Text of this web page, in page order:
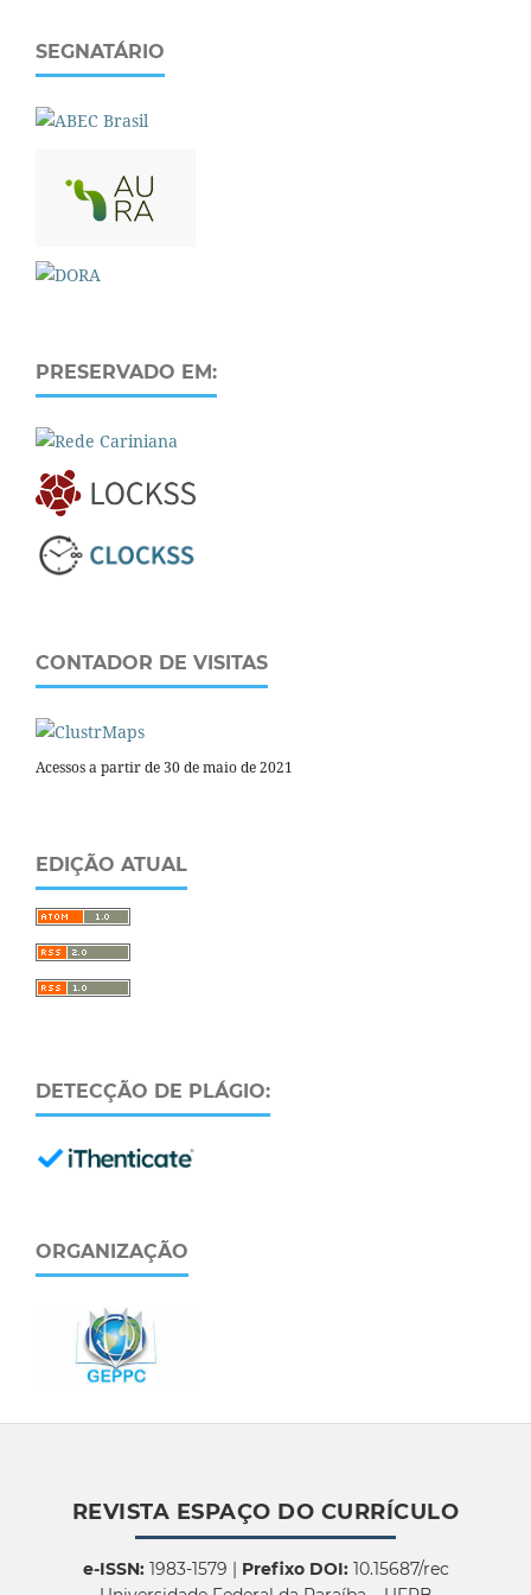
SEGNATÁRIO
PRESERVADO EM:
CONTADOR DE VISITAS
Acessos a partir de 30 de maio de 2021
EDIÇÃO ATUAL
DETECÇÃO DE PLÁGIO:
ORGANIZAÇÃO
REVISTA ESPAÇO DO CURRÍCULO
e-ISSN:1983-1579 | Prefixo DOI:10.15687/rec